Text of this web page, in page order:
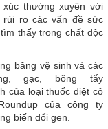
thường xuyên với
rủi ro các vấn đề sức
thấy trong chất độc
băng vệ sinh và các
gạc, bông tẩy
của loại thuốc diệt cỏ
của công ty
biến đổi gen.